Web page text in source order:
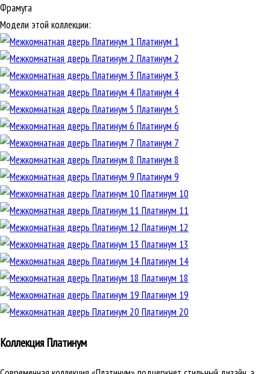
Фрамуга
Модели этой коллекции:
Платинум 1
Платинум 2
Платинум 3
Платинум 4
Платинум 5
Платинум 6
Платинум 7
Платинум 8
Платинум 9
Платинум 10
Платинум 11
Платинум 12
Платинум 13
Платинум 14
Платинум 18
Платинум 19
Платинум 20
Коллекция Платинум